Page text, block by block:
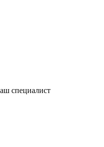
специалист